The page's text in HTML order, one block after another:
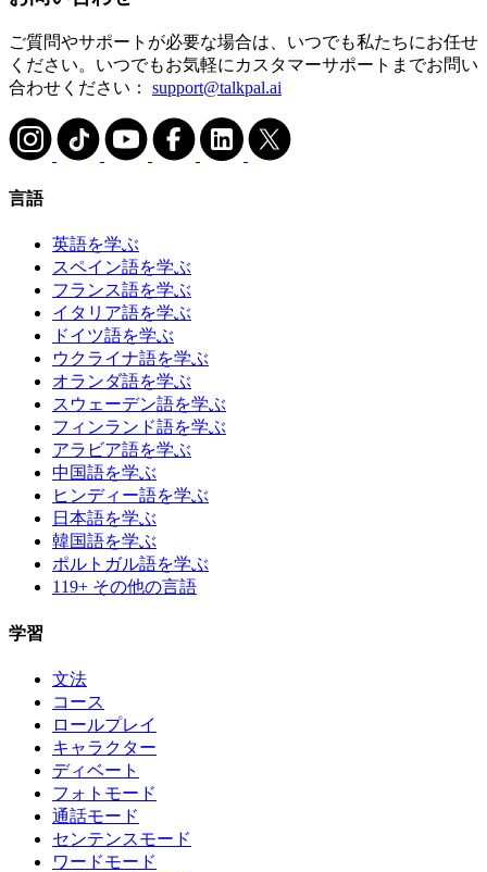
ご質問やサポートが必要な場合は、いつでも私たちにお任せ
ください。いつでもお気軽にカスタマーサポートまでお問い
合わせください： support@talkpal.ai
言語
英語を学ぶ
スペイン語を学ぶ
フランス語を学ぶ
イタリア語を学ぶ
ドイツ語を学ぶ
ウクライナ語を学ぶ
オランダ語を学ぶ
スウェーデン語を学ぶ
フィンランド語を学ぶ
アラビア語を学ぶ
中国語を学ぶ
ヒンディー語を学ぶ
日本語を学ぶ
韓国語を学ぶ
ポルトガル語を学ぶ
119+ その他の言語
学習
文法
コース
ロールプレイ
キャラクター
ディベート
フォトモード
通話モード
センテンスモード
ワードモード